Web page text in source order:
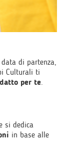
di partenza,
Culturali ti
per te.
si dedica
in base alle